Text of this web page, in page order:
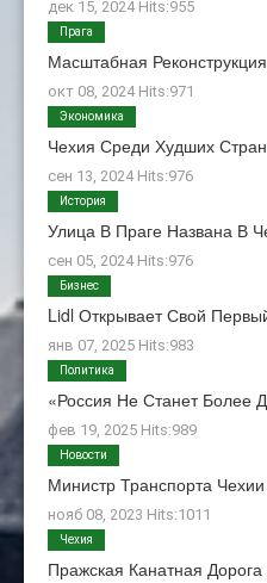
дек 15, 2024 Hits:955
Масштабная
окт 08, 2024 Hits:971
Прага
Чехия Среди Худших
сен 13, 2024 Hits:976
Экономика
Улица В Праге Названа В
сен 05, 2024 Hits:976
История
Lidl Открывает Свой
янв 07, 2025 Hits:983
Бизнес
«Россия Не Станет Более
фев 19, 2025 Hits:989
Политика
Министр Транспорта
нояб 08, 2023 Hits:1011
Новости
Пражская Канатная
Чехия